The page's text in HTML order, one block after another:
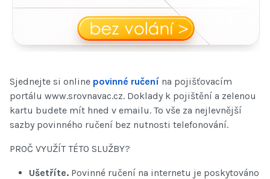
Sjednejte si online povinné ručení na pojišťovacím
portálu www.srovnavac.cz. Doklady k pojištění a zelenou
kartu budete mít hned v emailu. To vše za nejlevnější
sazby povinného ručení bez nutnosti telefonování.
PROČ VYUŽÍT TÉTO SLUŽBY?
Ušetříte. Povinné ručení na internetu je poskytováno